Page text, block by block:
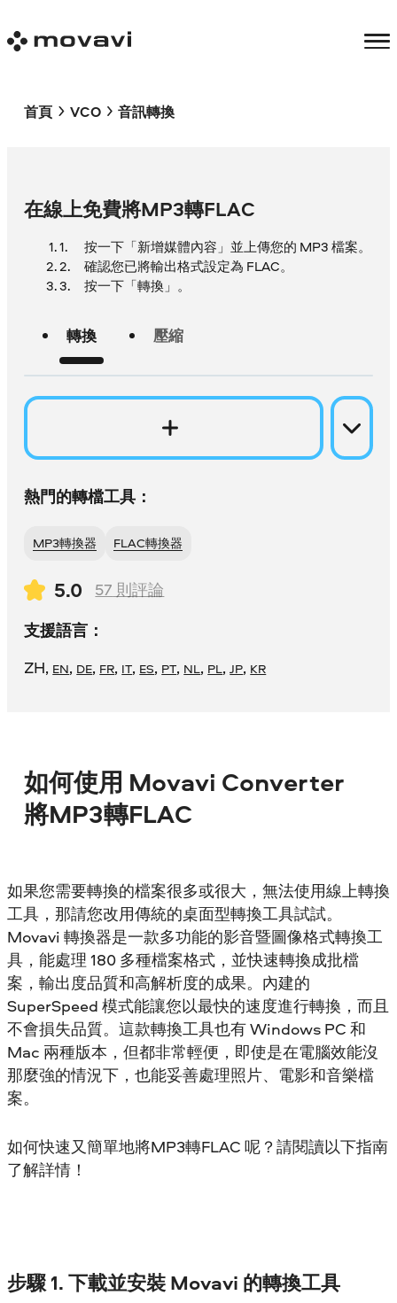
首頁 VCO 音訊轉換
在線上免費將MP3轉FLAC
按一下「新增媒體內容」並上傳您的 MP3 檔案。
確認您已將輸出格式設定為 FLAC。
按一下「轉換」。
轉換 壓縮
熱門的轉檔工具：
MP3轉換器 FLAC轉換器
5.0 57 則評論
支援語言：
ZH, EN, DE, FR, IT, ES, PT, NL, PL,JP, KR
如何使用 Movavi Converter
將MP3轉FLAC
如果您需要轉換的檔案很多或很大，無法使用線上轉換
工具，那請您改用傳統的桌面型轉換工具試試。
Movavi 轉換器是一款多功能的影音暨圖像格式轉換工
具，能處理 180 多種檔案格式，並快速轉換成批檔
案，輸出度品質和高解析度的成果。內建的
SuperSpeed 模式能讓您以最快的速度進行轉換，而且
不會損失品質。這款轉換工具也有 Windows PC 和
Mac 兩種版本，但都非常輕便，即使是在電腦效能沒
那麼強的情況下，也能妥善處理照片、電影和音樂檔
案。
如何快速又簡單地將MP3轉FLAC 呢？請閱讀以下指南
了解詳情！
步驟 1. 下載並安裝 Movavi 的轉換工具